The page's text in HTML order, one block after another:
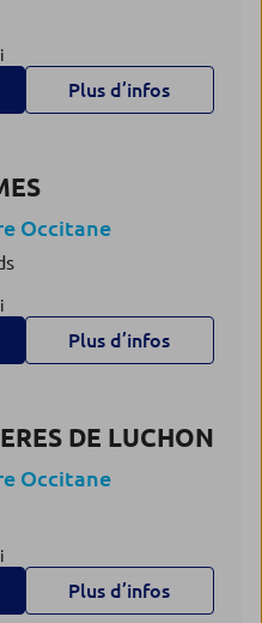
Plus d’infos
Occitane
Plus d’infos
DE LUCHON
Occitane
Plus d’infos